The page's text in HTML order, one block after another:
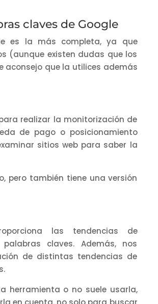
claves de Google
es la más completa, ya que
(aunque existen dudas que los
aconsejo que la utilices además
realizar la monitorización de
de pago o posicionamiento
sitios web para saber la
pero también tiene una versión
las tendencias de
claves. Además, nos
de distintas tendencias de
herramienta o no suele usarla,